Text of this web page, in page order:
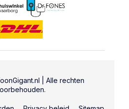
| Alle rechten